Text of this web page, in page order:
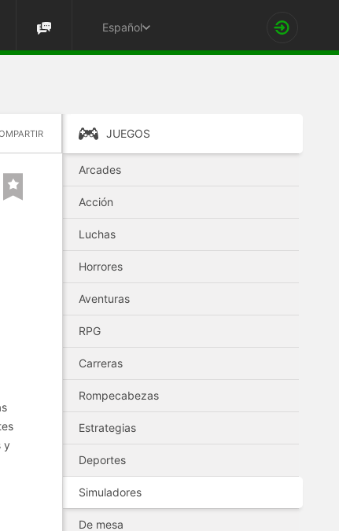
Español
y
JUEGOS
Arcades
Acción
Luchas
Horrores
Aventuras
RPG
Carreras
Rompecabezas
Estrategias
Deportes
Simuladores
De mesa